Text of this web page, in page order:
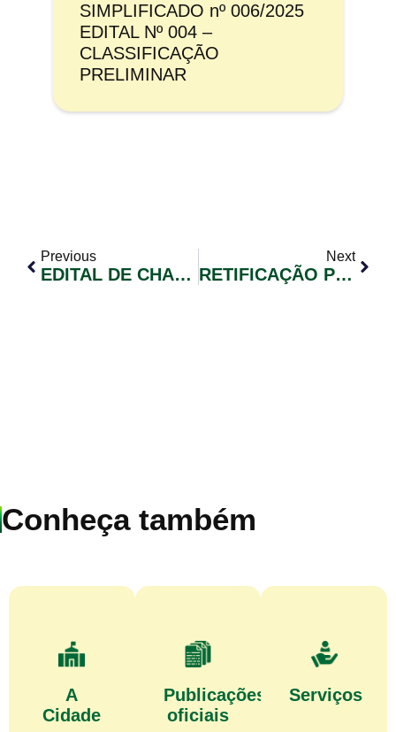
SIMPLIFICADO nº 006/2025
EDITAL Nº 004 –
CLASSIFICAÇÃO
PRELIMINAR
Previous
EDITAL DE CHAMADA PÚBLICA Nº 001/2019
Next
RETIFICAÇÃO PREGÃO ELETRÔNICO Nº 013/2019 E 014/2019
Conheça também
A
Cidade
Publicações
oficiais
Serviços